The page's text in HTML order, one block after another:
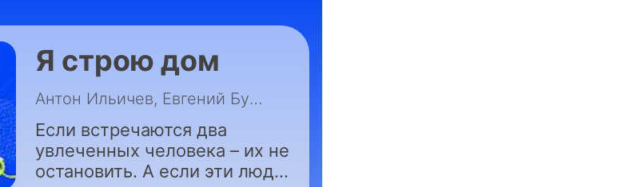
Я строю дом
Антон Ильичев, Евгений Бузлаев
Если встречаются два
увлеченных человека – их не
остановить. А если эти люди